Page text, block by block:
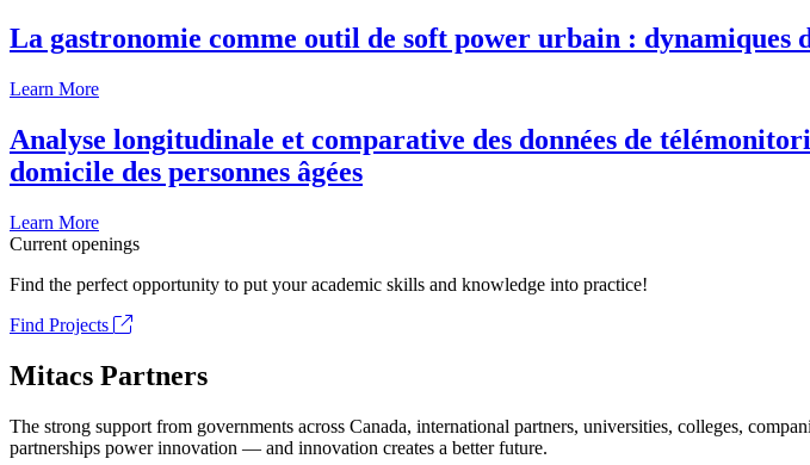
La gastronomie comme outil de soft power urbain : dynamiques
Learn More
Analyse longitudinale et comparative des données de
domicile des personnes âgées
Learn More
Current openings
Find the perfect opportunity to put your academic skills and knowledge into practice!
Find Projects
Mitacs Partners
The strong support from governments across Canada, international partners, universities, colleges,
partnerships power innovation — and innovation creates a better future.